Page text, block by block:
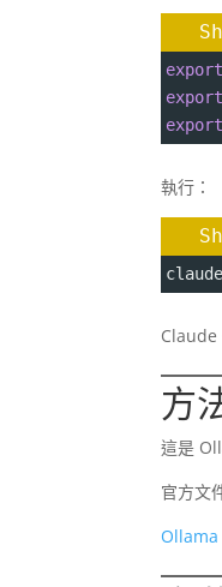
export
export
export
執行：
claude
Claude
方
這是
官方文